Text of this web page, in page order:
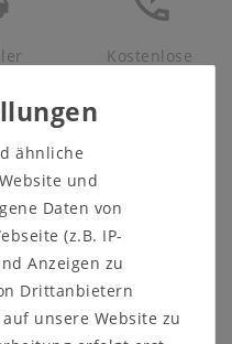
Kostenlose
ähnliche
und
Daten von
(z.B. IP-
Anzeigen zu
Drittanbietern
unsere Website zu